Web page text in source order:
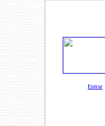
Entrar